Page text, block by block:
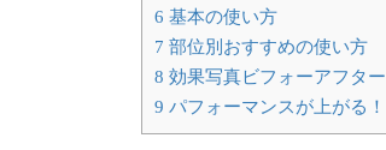
6 基本の使い方
7 部位別おすすめの使い方
8 効果写真ビフォーアフター
9 パフォーマンスが上がる！